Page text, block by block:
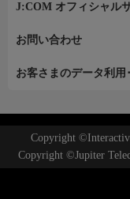
J:COM オフィシャル
お問い合わせ
お客さまのデータ利用
Copyright
Copyright ©Jupiter